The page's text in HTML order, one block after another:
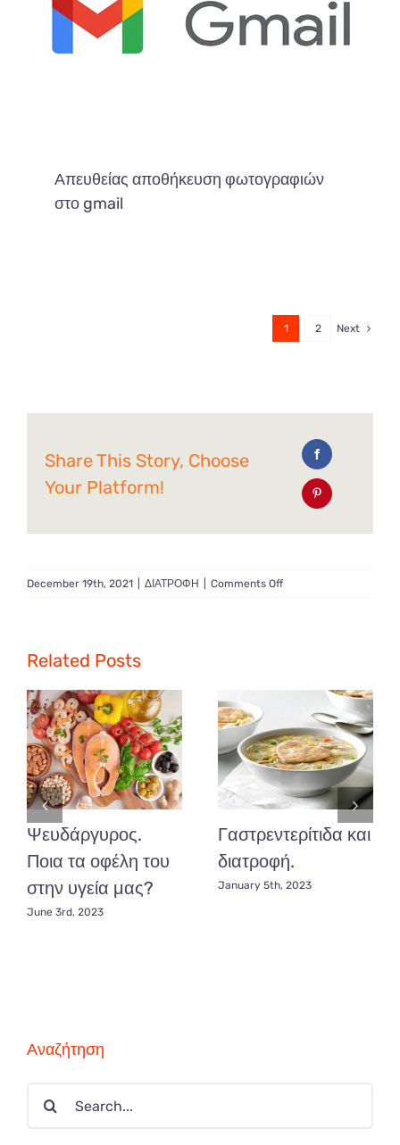
Απευθείας αποθήκευση φωτογραφιών
στο gmail
1 2 Next
Share This Story, Choose
Your Platform!
December 19th, 2021 ΔΙΑΤΡΟΦΗ Comments Offon
Related Posts
Ψευδάργυρος.
Ποια τα οφέλη του
στην υγεία μας?
June 3rd, 2023
Γαστρεντερίτιδα και
διατροφή.
January 5th, 2023
Αναζήτηση
Search